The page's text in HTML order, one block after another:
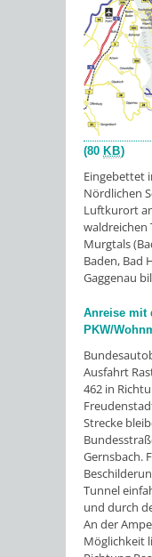
(80 KB)
Eingebettet
Nördlichen
Luftkurort
waldreichen
Murgtals
Baden, Bad
Gaggenau
Anreise mit
PKW/
Ausfahrt
462 in
Strecke
Gernsbach.
Tunnel
und durch
An der
Möglichkeit